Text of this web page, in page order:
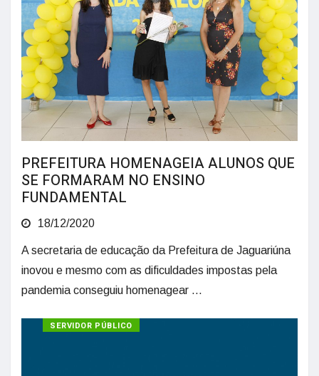
PREFEITURA HOMENAGEIA ALUNOS QUE
SE FORMARAM NO ENSINO
FUNDAMENTAL
18/12/2020
A secretaria de educação da Prefeitura de Jaguariúna
inovou e mesmo com as dificuldades impostas pela
pandemia conseguiu homenagear ...
SERVIDOR PÚBLICO